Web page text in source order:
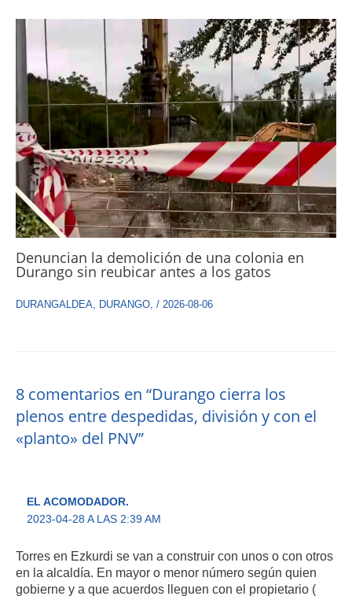
Denuncian la demolición de una colonia en
Durango sin reubicar antes a los gatos
DURANGALDEA, DURANGO, / 2026-08-06
8 comentarios en “Durango cierra los
plenos entre despedidas, división y con el
«planto» del PNV”
EL ACOMODADOR.
2023-04-28 A LAS 2:39 AM
Torres en Ezkurdi se van a construir con unos o con otros
en la alcaldía. En mayor o menor número según quien
gobierne y a que acuerdos lleguen con el propietario (